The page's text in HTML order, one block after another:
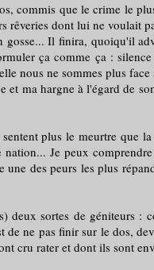
que le crime le
rêveries dont lui ne voulait
Il finira, quoiqu'il
ça comme ça :
nous ne sommes plus
ma hargne à l'égard de
plus le meurtre que la
Je peux
des peurs les plus
sortes de géniteurs :
ne pas finir sur le dos,
cru rater et dont ils sont